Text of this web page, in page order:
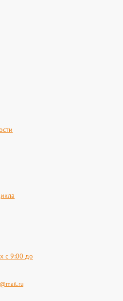
с 9:00 до